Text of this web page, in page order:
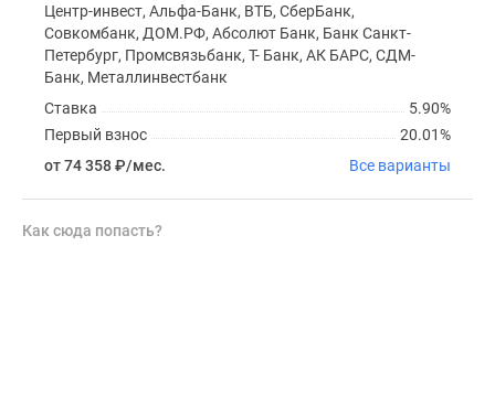
Центр-инвест, Альфа-Банк, ВТБ, СберБанк,
Совкомбанк, ДОМ.РФ, Абсолют Банк, Банк Санкт-
Петербург, Промсвязьбанк, Т- Банк, АК БАРС, СДМ-
Банк, Металлинвестбанк
5.90%
Ставка
20.01%
Первый взнос
от 74 358₽/мес. Все варианты
Как сюда попасть?